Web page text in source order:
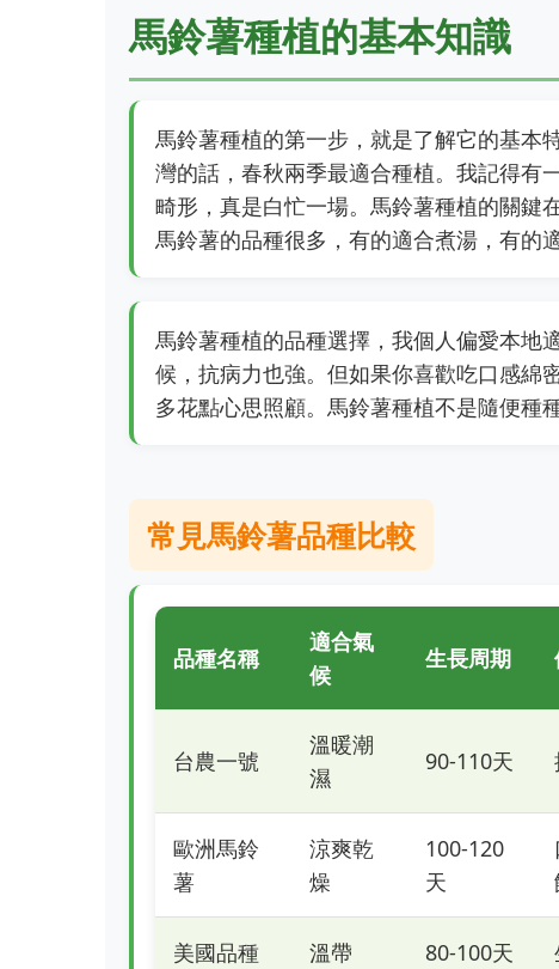
馬鈴薯種植的基本知識
馬鈴薯種植的第一步，就是了解它的基本
灣的話，春秋兩季最適合種植。我記得有
畸形，真是白忙一場。馬鈴薯種植的關鍵
馬鈴薯的品種很多，有的適合煮湯，有的
馬鈴薯種植的品種選擇，我個人偏愛本地
候，抗病力也強。但如果你喜歡吃口感綿
多花點心思照顧。馬鈴薯種植不是隨便種
常見馬鈴薯品種比較
品種名稱
適合氣
候
生長周期
台農一號
溫暖潮
濕
90-110天
歐洲馬鈴
薯
涼爽乾
燥
100-120
天
美國品種 溫帶 80-100天